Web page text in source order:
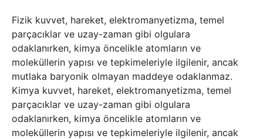
Fizik kuvvet, hareket, elektromanyetizma, temel
parçacıklar ve uzay-zaman gibi olgulara
odaklanırken, kimya öncelikle atomların ve
moleküllerin yapısı ve tepkimeleriyle ilgilenir, ancak
mutlaka baryonik olmayan maddeye odaklanmaz.
Kimya kuvvet, hareket, elektromanyetizma, temel
parçacıklar ve uzay-zaman gibi olgulara
odaklanırken, kimya öncelikle atomların ve
moleküllerin yapısı ve tepkimeleriyle ilgilenir, ancak